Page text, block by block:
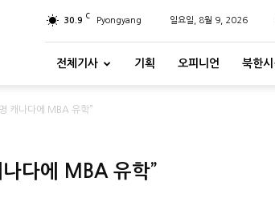
30.9 C Pyongyang 일요일, 8월 9, 2026
전체기사 기획 오피니언 북한
캐나다에 MBA 유학”
다에 MBA 유학”